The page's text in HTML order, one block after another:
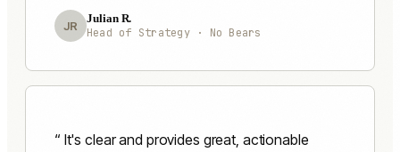
JR
Julian R.
Head of Strategy · No Bears
It's clear and provides great, actionable